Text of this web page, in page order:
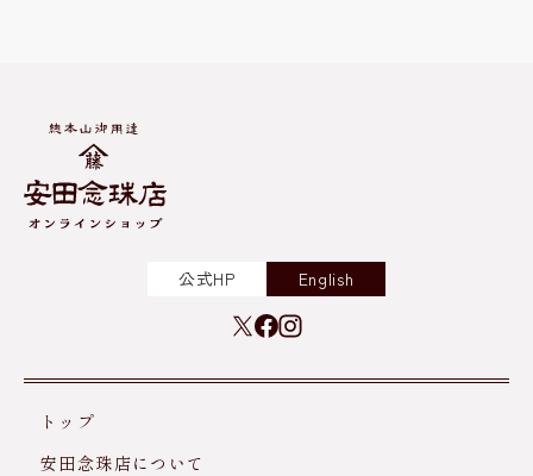
公式HP English
トップ
安田念珠店について